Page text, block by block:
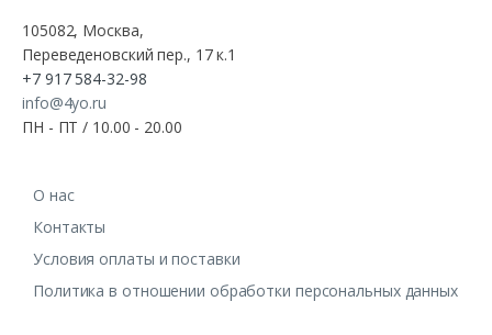
105082, Москва,
Переведеновский пер., 17 к.1
+7 917 584-32-98
info@4yo.ru
ПН - ПТ / 10.00 - 20.00
О нас
Контакты
Условия оплаты и поставки
Политика в отношении обработки персональных данных